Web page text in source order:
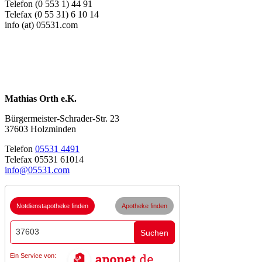
Telefon (0 553 1) 44 91
Telefax (0 55 31) 6 10 14
info (at) 05531.com
Mathias Orth e.K.
Bürgermeister-Schrader-Str. 23
37603 Holzminden
Telefon 05531 4491
Telefax 05531 61014
info@05531.com
Notdienstapotheke finden
Suchen
Apotheke finden
Ein Service von: